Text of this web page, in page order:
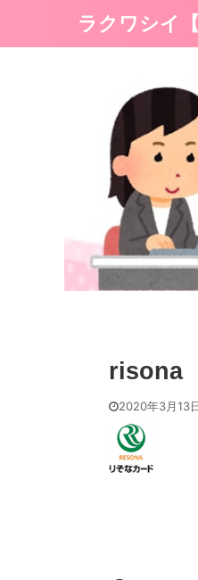
ラクワシイ
risona
2020年3月13